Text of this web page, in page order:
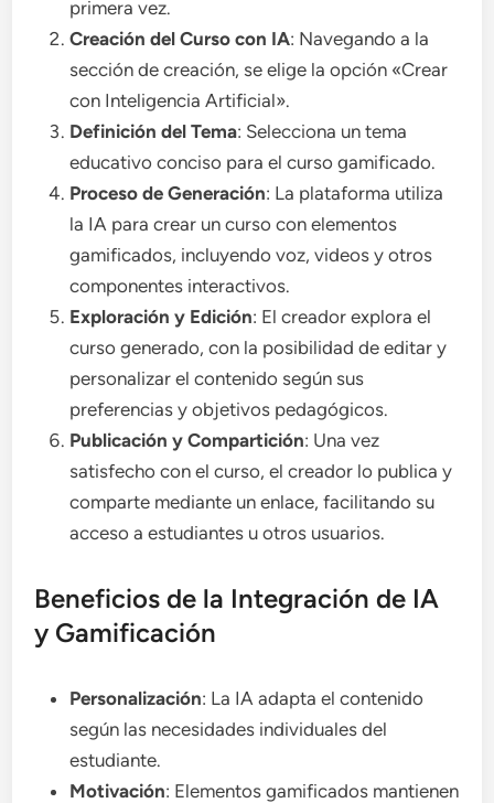
primera vez.
Creación del Curso con IA: Navegando a la
sección de creación, se elige la opción «Crear
con Inteligencia Artificial».
Definición del Tema: Selecciona un tema
educativo conciso para el curso gamificado.
Proceso de Generación: La plataforma utiliza
la IA para crear un curso con elementos
gamificados, incluyendo voz, videos y otros
componentes interactivos.
Exploración y Edición: El creador explora el
curso generado, con la posibilidad de editar y
personalizar el contenido según sus
preferencias y objetivos pedagógicos.
Publicación y Compartición: Una vez
satisfecho con el curso, el creador lo publica y
comparte mediante un enlace, facilitando su
acceso a estudiantes u otros usuarios.
Beneficios de la Integración de IA
y Gamificación
Personalización: La IA adapta el contenido
según las necesidades individuales del
estudiante.
Motivación: Elementos gamificados mantienen